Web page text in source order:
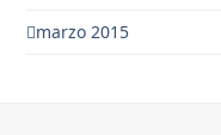
marzo 2015